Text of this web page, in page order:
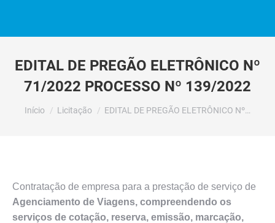
EDITAL DE PREGÃO ELETRÔNICO Nº
71/2022 PROCESSO Nº 139/2022
Você está aqui:
Início Licitação EDITAL DE PREGÃO ELETRÔNICO Nº…
Contratação de empresa para a prestação de serviço de
Agenciamento de Viagens, compreendendo os
serviços de cotação, reserva, emissão, marcação,